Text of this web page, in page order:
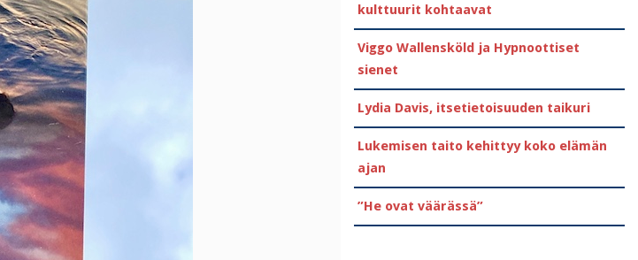
kulttuurit kohtaavat
Viggo Wallensköld ja Hypnoottiset
sienet
Lydia Davis, itsetietoisuuden taikuri
Lukemisen taito kehittyy koko elämän
ajan
”He ovat väärässä”